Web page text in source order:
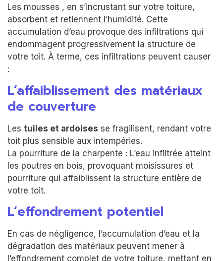
Les mousses , en s’incrustant sur votre toiture,
absorbent et retiennent l’humidité. Cette
accumulation d’eau provoque des infiltrations qui
endommagent progressivement la structure de
votre toit. À terme, ces infiltrations peuvent causer
:
L’affaiblissement des matériaux
de couverture
Les tuiles et ardoises se fragilisent, rendant votre
toit plus sensible aux intempéries.
La pourriture de la charpente : L’eau infiltrée atteint
les poutres en bois, provoquant moisissures et
pourriture qui affaiblissent la structure entière de
votre toit.
L’effondrement potentiel
En cas de négligence, l’accumulation d’eau et la
dégradation des matériaux peuvent mener à
l’effondrement complet de votre toiture, mettant en